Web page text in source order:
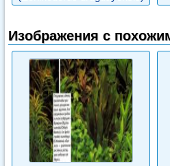
Изображения с